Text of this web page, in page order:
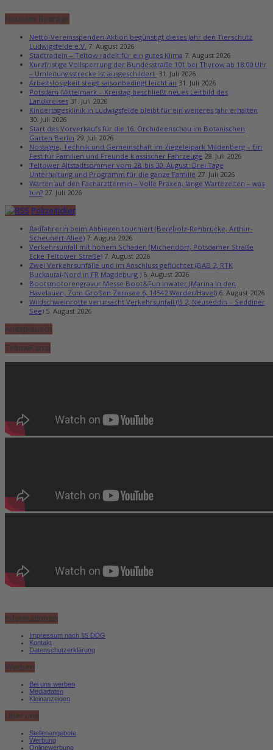
Neueste Beiträge
Netto-Vereinsspenden-Aktion begünstigt dieses Jahr den Tierschutz
Ludwigsfelde e.V. 7. August 2026
Stadtradeln – Teltow radelt für ein gutes Klima 7. August 2026
Kurzfristige Vollsperrung der Bundesstraße 101 bei Thyrow ab 18:00 Uhr
– Umleitungsstrecke ist ausgeschildert 31. Juli 2026
Arbeitslosigkeit steigt saisonbedingt leicht an 31. Juli 2026
Potsdam-Mittelmark – Kreistag beschließt neues Leitbild des
Landkreises 31. Juli 2026
Kindertagesklinik in Ludwigsfelde bleibt für ein weiteres Jahr erhalten
30. Juli 2026
Start des Vorverkaufs für die 16. Orchideenschau im Botanischen
Garten Berlin 29. Juli 2026
Nostalgie, Technik und Gemeinschaft im Ziegeleipark Mildenberg – Ein
Fest für Familien und Freunde klassischer Fahrzeuge 28. Juli 2026
Teltower Altstadtsommer vom 28. bis 30. August: Drei Tage
Unterhaltung und Programm für die ganze Familie 27. Juli 2026
Warten auf den Facharzttermin – Volle Praxen, lange Wartezeiten – was
tun? 27. Juli 2026
Polizeiticker
Radfahrerin beim Abbiegen touchiert (Bergholz-Rehbrücke, Arthur-
Scheunert-Allee) 7. August 2026
Verkehrsunfall mit hohem Schaden (Michendorf, Potsdamer Straße
Ecke Teltower Straße) 7. August 2026
Zwei Verkehrsunfälle und im Anschluss geflüchtet (BAB 2, RTK
Buckautal-Nord in FR Magdeburg ) 6. August 2026
Bootsmotorengravur Messe Boot&Fun inwater (Marina in den
Havelauen, Zum Großen Zernsee 6, 14542 Werder/Havel) 6. August 2026
Wildschweinrotte verursacht Verkehrsunfall (B 2, Neuseddin – Seddiner
See) 5. August 2026
Amtsplausch
TeltowKanal
Informationen
Impressum nach §5 DDG
Kontakt
Datenschutzerklärung
Werben
Bei uns werben
Mediadaten
Kleinanzeigen
Über uns
Stellenangebote
Werbung
Onlinewerbung